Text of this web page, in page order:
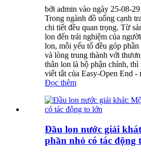
bởi admin vào ngày 25-08-29
Trong ngành đồ uống cạnh
chi tiết đều quan trọng. Từ
lon đến trải nghiệm của
lon, mỗi yếu tố đều góp
và lòng trung thành với
thân lon là bộ phận chính,
viết tắt của Easy-Open End -
Đọc thêm
Đầu lon nước giải
phần nhỏ có tác động